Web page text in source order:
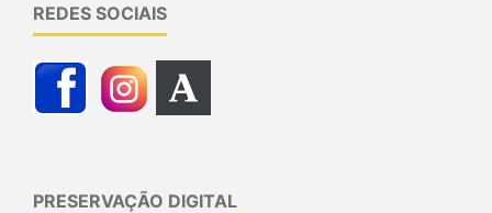
REDES SOCIAIS
PRESERVAÇÃO DIGITAL